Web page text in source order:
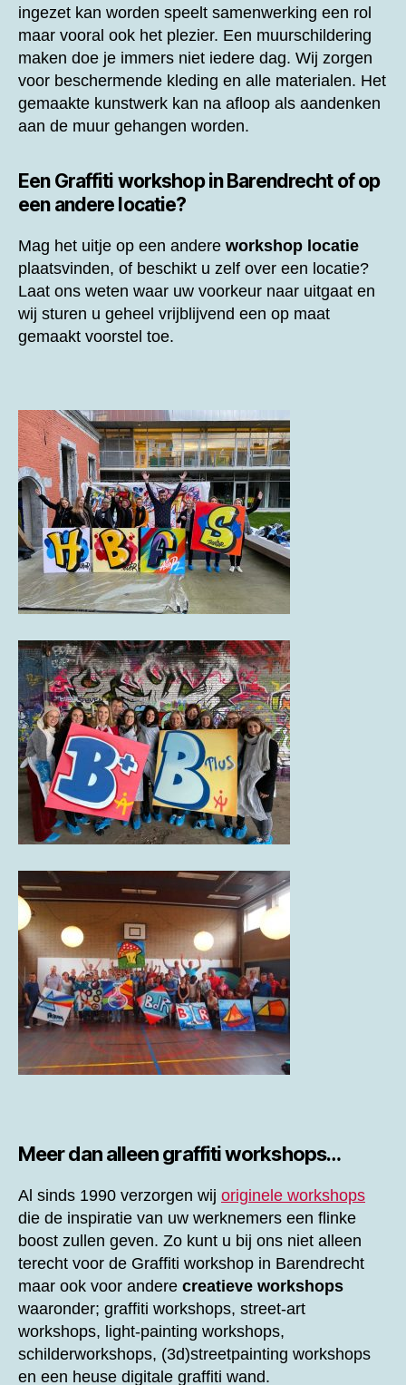
ingezet kan worden speelt samenwerking een rol
maar vooral ook het plezier. Een muurschildering
maken doe je immers niet iedere dag. Wij zorgen
voor beschermende kleding en alle materialen. Het
gemaakte kunstwerk kan na afloop als aandenken
aan de muur gehangen worden.
Een Graffiti workshop in Barendrecht of op
een andere locatie?
Mag het uitje op een andere workshop locatie
plaatsvinden, of beschikt u zelf over een locatie?
Laat ons weten waar uw voorkeur naar uitgaat en
wij sturen u geheel vrijblijvend een op maat
gemaakt voorstel toe.
Meer dan alleen graffiti workshops…
Al sinds 1990 verzorgen wij originele workshops
die de inspiratie van uw werknemers een flinke
boost zullen geven. Zo kunt u bij ons niet alleen
terecht voor de Graffiti workshop in Barendrecht
maar ook voor andere creatieve workshops
waaronder; graffiti workshops, street-art
workshops, light-painting workshops,
schilderworkshops, (3d)streetpainting workshops
en een heuse digitale graffiti wand.